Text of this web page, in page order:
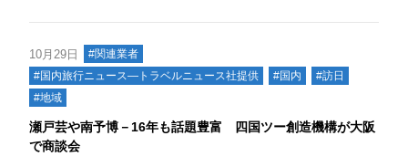
10月29日
#関連業者
#国内旅行ニュース―トラベルニュース社提供
#国内
#訪日
#地域
瀬戸芸や南予博－16年も話題豊富 四国ツー創造機構が大阪
で商談会